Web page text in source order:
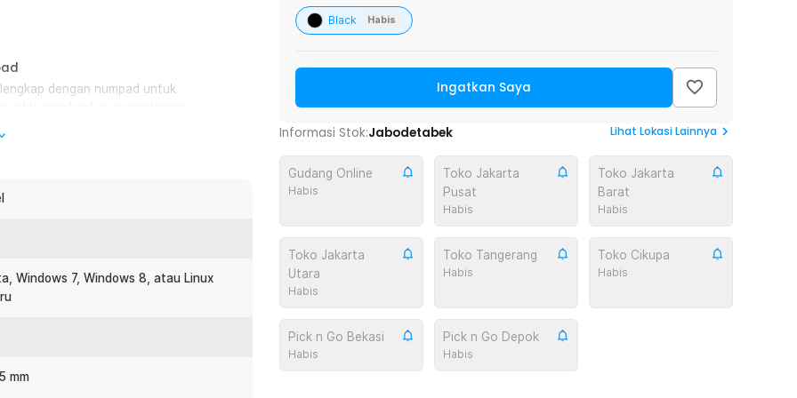
dengan numpad untuk
keyboard kerja harian di kantor
penggunaan jangka panjang tanpa
tombol hingga 10 juta kali tekan.
performa. Cocok untuk Anda
langsung merusak komponen
Windows 7, Windows 8, atau Linux
mm
Black Habis
Ingatkan Saya
Informasi Stok:Jabodetabek Lihat Lokasi Lainnya
Gudang Online
Habis
Toko Jakarta
Pusat
Habis
Toko Jakarta
Barat
Habis
Toko Jakarta
Utara
Habis
Toko Tangerang
Habis
Toko Cikupa
Habis
Pick n Go Bekasi
Habis
Pick n Go Depok
Habis